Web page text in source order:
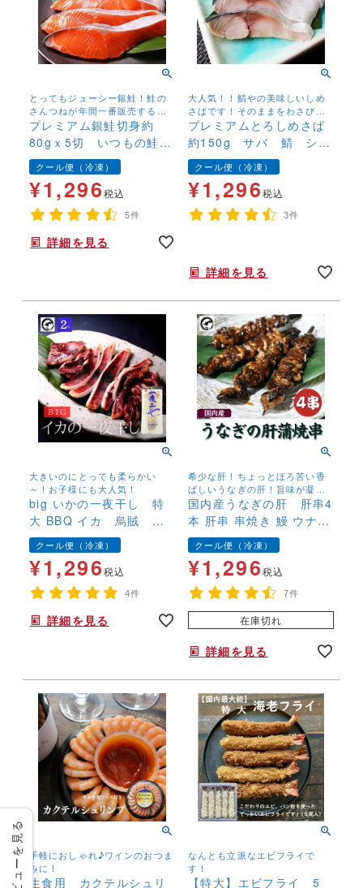
とってもジューシー銀鮭！鮭の
さんつねが年間一番販売する鮭
です。
プレミアム銀鮭切身約
80gｘ5切 いつもの鮭
さけ サケ 銀さけ 銀
サケ 塩鮭 新巻鮭 しゃけ
クール便（冷凍）
¥1,296税込
5件
詳細を見る
大人気！！鯖やの美味しいしめ
さばです！そのままをわさび醤
油で！サラダやサンドイッチに
も
プレミアムとろしめさば
約150g サバ 鯖 シメ
サバ
クール便（冷凍）
¥1,296税込
3件
詳細を見る
大きいのにとっても柔らかい
～！お子様にも大人気！
big いかの一夜干し 特
大 BBQ イカ 烏賊 お
つまみ 酒の肴 干物
クール便（冷凍）
¥1,296税込
4件
詳細を見る
希少な肝！ちょっとほろ苦い香
ばしいうなぎの肝！旨味が凝
縮！栄養価も抜群！お酒好きな
方にもGOOD！
国内産うなぎの肝 肝串4
本 肝串 串焼き 鰻 ウナギ
蒲焼 鰻蒲焼 キモ おつま
み 国産 酒の肴
クール便（冷凍）
¥1,296税込
7件
在庫切れ
詳細を見る
手軽におしゃれ♪ワインのおつま
みに！
生食用 カクテルシュリ
なんとも立派なエビフライで
す！
【特大】エビフライ 5
レビューを見る